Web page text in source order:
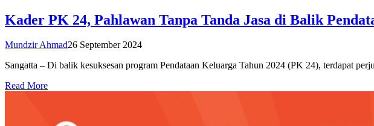
Kader PK 24, Pahlawan Tanpa Tanda Jasa di Balik
Mundzir Ahmad26 September 2024
Sangatta – Di balik kesuksesan program Pendataan Keluarga Tahun 2024 (PK 24), terdapat
Read More